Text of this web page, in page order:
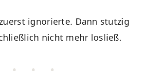
ignorierte. Dann stutzig
nicht mehr losließ.
• • •